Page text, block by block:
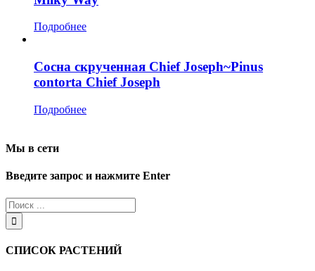
Подробнее
Сосна скрученная Chief Joseph~Pinus
contorta Chief Joseph
Подробнее
Мы в сети
Введите запрос и нажмите Enter
СПИСОК РАСТЕНИЙ